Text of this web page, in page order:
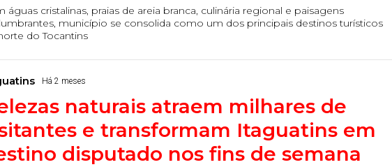
águas cristalinas, praias de areia branca, culinária regional e paisagens
município se consolida como um dos principais destinos turísticos
do Tocantins
Há 2 meses
naturais atraem milhares de
e transformam Itaguatins em
disputado nos fins de semana